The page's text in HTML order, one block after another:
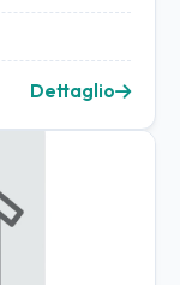
p...
Dettaglio